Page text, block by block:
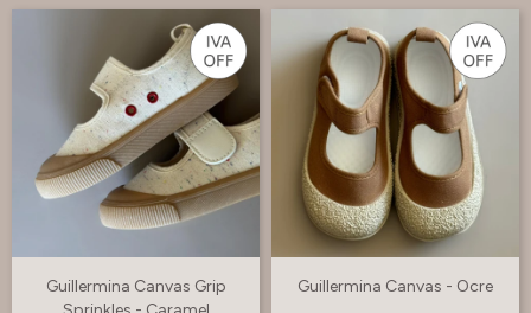
Guillermina Canvas Grip
Guillermina Canvas - Ocre